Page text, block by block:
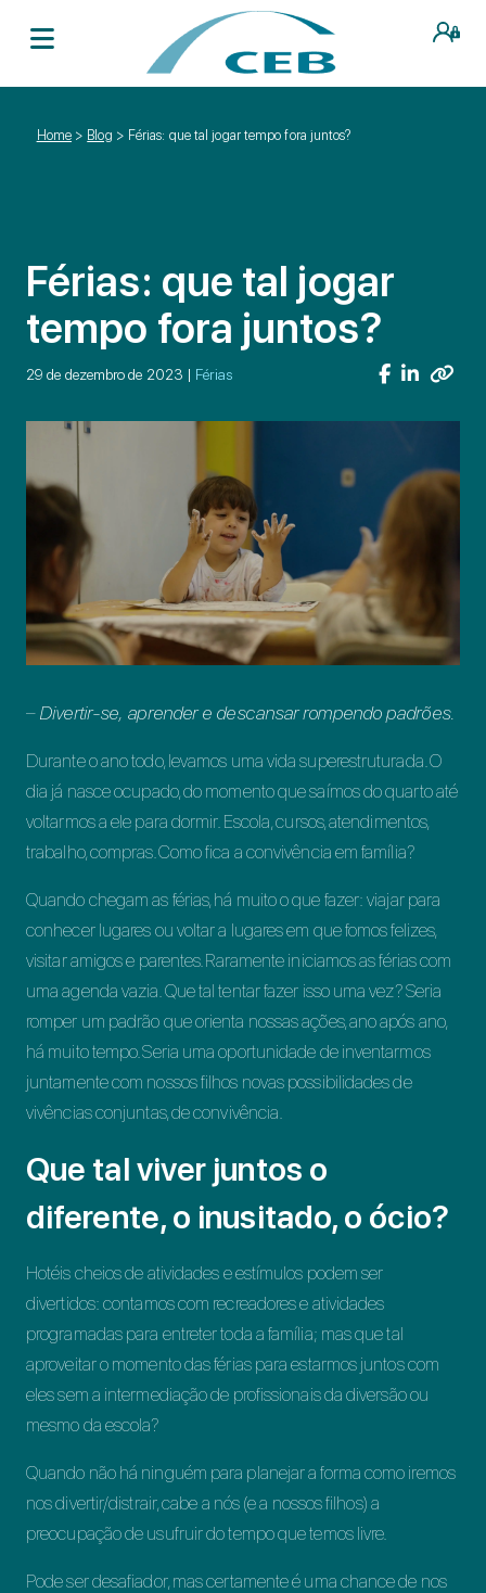
Home> Blog > Férias: que tal jogar tempo fora juntos?
Férias: que tal jogar
tempo fora juntos?
29 de dezembro de 2023 | Férias
– Divertir-se, aprender e descansar rompendo padrões.
Durante o ano todo, levamos uma vida superestruturada. O
dia já nasce ocupado, do momento que saímos do quarto até
voltarmos a ele para dormir. Escola, cursos, atendimentos,
trabalho, compras. Como fica a convivência em família?
Quando chegam as férias, há muito o que fazer: viajar para
conhecer lugares ou voltar a lugares em que fomos felizes,
visitar amigos e parentes. Raramente iniciamos as férias com
uma agenda vazia. Que tal tentar fazer isso uma vez? Seria
romper um padrão que orienta nossas ações, ano após ano,
há muito tempo. Seria uma oportunidade de inventarmos
juntamente com nossos filhos novas possibilidades de
vivências conjuntas, de convivência.
Que tal viver juntos o
diferente, o inusitado, o ócio?
Hotéis cheios de atividades e estímulos podem ser
divertidos: contamos com recreadores e atividades
programadas para entreter toda a família; mas que tal
aproveitar o momento das férias para estarmos juntos com
eles sem a intermediação de profissionais da diversão ou
mesmo da escola?
Quando não há ninguém para planejar a forma como iremos
nos divertir/distrair, cabe a nós (e a nossos filhos) a
preocupação de usufruir do tempo que temos livre.
Pode ser desafiador, mas certamente é uma chance de nos